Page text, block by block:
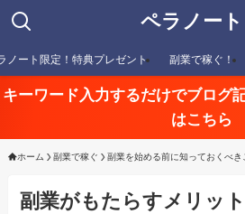
ペラノート
ノート限定！特典プレゼント 副業で稼ぐ！
キーワード入力するだけでブログ
はこちら
ホーム 副業で稼ぐ 副業を始める前に知っておくべき
副業がもたらすメリッ